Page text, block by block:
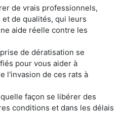
de vrais professionnels,
de qualités, qui leurs
aide réelle contre les
de dératisation se
pour vous aider à
l'invasion de ces rats à
façon se libérer des
conditions et dans les délais